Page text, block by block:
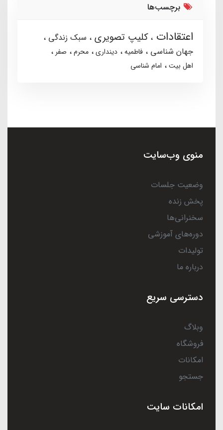
برچسب‌ها
اعتقادات کلیپ تصویری
سبک زندگی
جهان شناسی
فاطمیه دینداری محرم
صفر
اهل بیت
امام شناسی
منوی وب‌سایت
وضعیت جلسات
پخش زنده
سخنرانی‌ها
دوره‌های آموزشی
تولیدات
درباره ما
دسترسی سریع
وبلاگ
فروشگاه
امکانات
جستجو
امکانات سایت